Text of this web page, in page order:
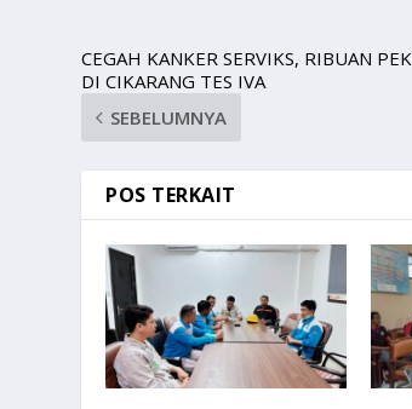
CEGAH KANKER SERVIKS, RIBUAN
DI CIKARANG TES IVA
SEBELUMNYA
POS TERKAIT